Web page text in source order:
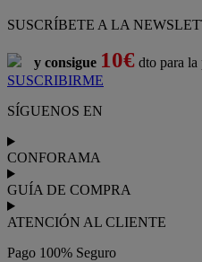
SUSCRÍBETE A LA
y consigue 10€ dto para la
SUSCRIBIRME
SÍGUENOS EN
CONFORAMA
GUÍA DE COMPRA
ATENCIÓN AL CLIENTE
Pago 100% Seguro